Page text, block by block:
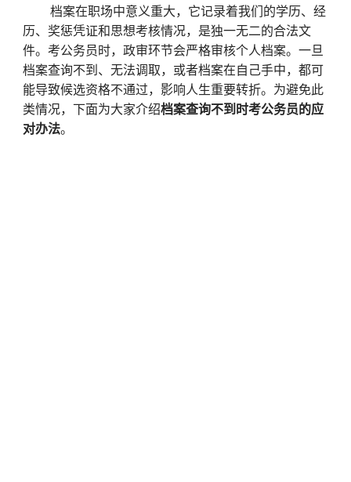
档案在职场中意义重大，它记录着我们的学历、经
历、奖惩凭证和思想考核情况，是独一无二的合法文
件。考公务员时，政审环节会严格审核个人档案。一旦
档案查询不到、无法调取，或者档案在自己手中，都可
能导致候选资格不通过，影响人生重要转折。为避免此
类情况，下面为大家介绍档案查询不到时考公务员的应
对办法。